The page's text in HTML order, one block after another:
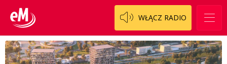
WŁĄCZ RADIO